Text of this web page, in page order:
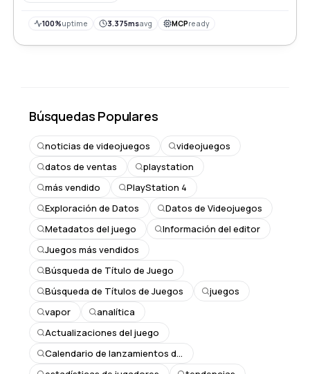
100%uptime 3.375msavg MCPready
Búsquedas Populares
noticias de videojuegos
videojuegos
datos de ventas
playstation
más vendido
PlayStation 4
Exploración de Datos
Datos de Videojuegos
Metadatos del juego
Información del editor
Juegos más vendidos
Búsqueda de Título de Juego
Búsqueda de Títulos de Juegos
juegos
vapor
analítica
Actualizaciones del juego
Calendario de lanzamientos de juegos